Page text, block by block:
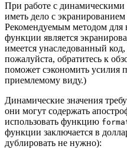
При работе с динамическими
иметь дело с
Рекомендуемым методом для
функции является
имеется унаследованный
пожалуйста, обратитесь к
поможет сэкономить усилия
приемлемому виду.)
Динамические значения
они могут содержать
использовать функцию
функции заключается в
дублировать не нужно):